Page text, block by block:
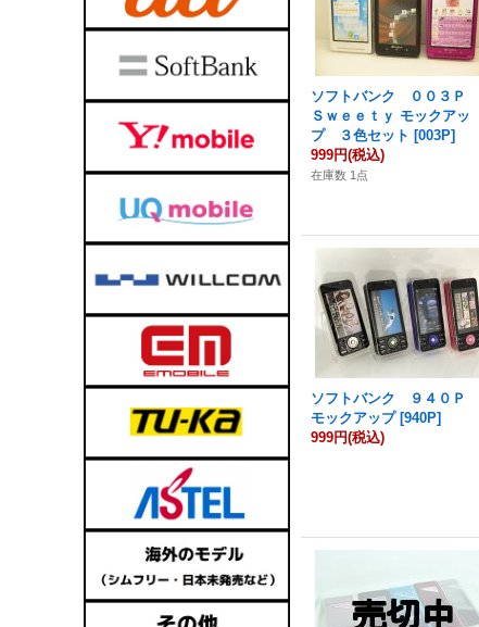
ソフトバンク ００３Ｐ
Ｓｗｅｅｔｙ モックアッ
プ ３色セット [003P]
999円(税込)
在庫数 1点
ソフトバンク ９４０Ｐ
モックアップ [940P]
999円(税込)